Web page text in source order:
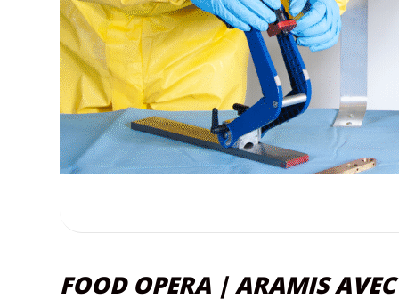
FOOD OPERA | ARAMIS AVEC